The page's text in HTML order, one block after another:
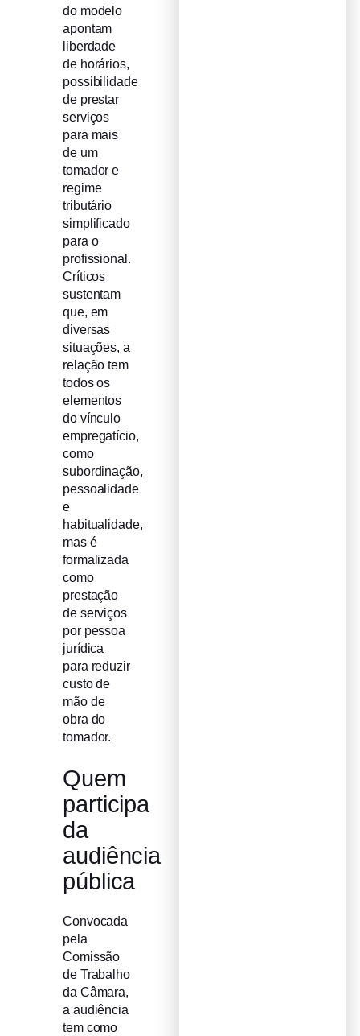
do modelo
apontam
liberdade
de horários,
possibilidade
de prestar
serviços
para mais
de um
tomador e
regime
tributário
simplificado
para o
profissional.
Críticos
sustentam
que, em
diversas
situações, a
relação tem
todos os
elementos
do vínculo
empregatício,
como
subordinação,
pessoalidade
e
habitualidade,
mas é
formalizada
como
prestação
de serviços
por pessoa
jurídica
para reduzir
custo de
mão de
obra do
tomador.
Quem
participa
da
audiência
pública
Convocada
pela
Comissão
de Trabalho
da Câmara,
a audiência
tem como